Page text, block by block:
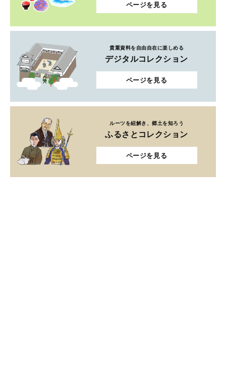
ページを見る
貴重資料を自由自在に楽しめる
デジタルコレクション
ページを見る
ルーツを紐解き、郷土を知ろう
ふるさとコレクション
ページを見る